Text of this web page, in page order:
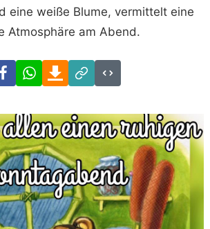
eine weiße Blume, vermittelt eine
Atmosphäre am Abend.
FacebookWhatsAppDownload
Link
Code